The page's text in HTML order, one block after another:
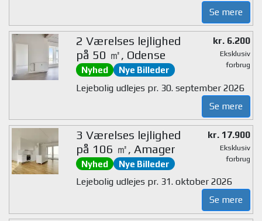
Se mere
2 Værelses lejlighed
på 50 ㎡, Odense
Nyhed Nye Billeder
kr. 6.200
Eksklusiv
forbrug
Lejebolig udlejes pr. 30. september 2026
Se mere
3 Værelses lejlighed
på 106 ㎡, Amager
Nyhed Nye Billeder
kr. 17.900
Eksklusiv
forbrug
Lejebolig udlejes pr. 31. oktober 2026
Se mere